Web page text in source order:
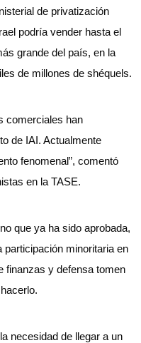
de privatización
podría vender hasta el
grande del país, en la
de millones de shéquels.
comerciales han
de IAI. Actualmente
fenomenal”, comentó
en la TASE.
que ya ha sido aprobada,
participación minoritaria en
finanzas y defensa tomen
necesidad de llegar a un